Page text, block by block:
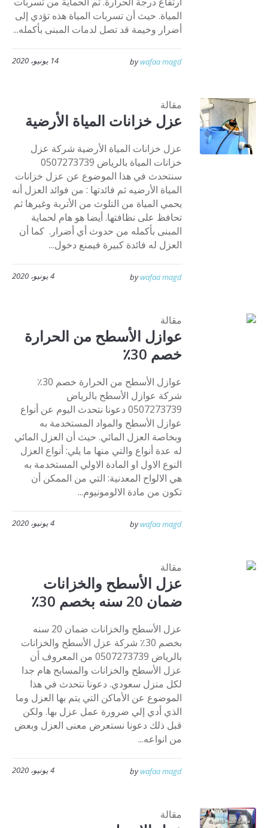
المياة. حيث أن تسربات المياة هذه تؤدي إلى
أضرار وخيمة قد تصل لدمات المبنى بأكمله...
14 يونيو، 2020 bywafaa magd
مقالة
عزل خزانات المياة الأرضية
عزل خزانات المياة الأرضية شركة عزل
خزانات المياة بالرياض 0507273739
سنتحدث في هذا الموضوع عن عزل خزانات
المياة الأرضيه ثم فائدتها : من فوائد العزل أنه
يحمي المياة من التلوث من الأتربة وغيرها ثم
تحافظ على نظافتها. أيضا هو هام لحماية
المبنى بأكمله من حدوث أي أضرار. كما أن
العزل له فائدة كبيرة فيمنع دخول...
4 يونيو، 2020 bywafaa magd
مقالة
عوازل الأسطح من الحرارة
خصم 30٪
عوازل الأسطح من الحرارة خصم 30٪
شركة عوازل الأسطح بالرياض
0507273739 دعونا نتحدث اليوم عن أنواع
عوازل الأسطح والمواد المستخدمة به
وبخاصة العزل المائي. حيث أن العزل المائي
له عدة أنواع والتي منها ما يلي: أنواع العزل
النوع الاول او المادة الاولي المستخدمة به
هي الالواح المعدنية: التي من الممكن أن
تكون من مادة الالومونيوم...
4 يونيو، 2020 bywafaa magd
مقالة
عزل الأسطح والخزانات
ضمان 20 سنه بخصم 30٪
عزل الأسطح والخزانات ضمان 20 سنه
بخصم 30٪ شركة عزل الأسطح والخزانات
بالرياض 0507273739 من المعروف أن
عزل الأسطح والخزانات والمسابح هام جدا
لكل منزل سعودي. دعونا نتحدث في هذا
الموضوع عن الأماكن التي يتم بها العزل وما
الذي أدي إلي ضرورة عمل عزل بها. ولكن
قبل ذلك دعونا نستعرض معنى العزل وبعض
من انواعه...
4 يونيو، 2020 bywafaa magd
مقالة